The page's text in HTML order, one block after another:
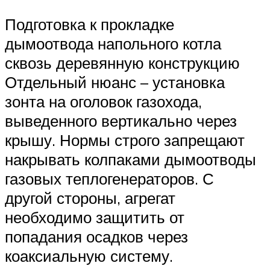
Подготовка к прокладке
дымоотвода напольного котла
сквозь деревянную конструкцию
Отдельный нюанс – установка
зонта на оголовок газохода,
выведенного вертикально через
крышу. Нормы строго запрещают
накрывать колпаками дымоотводы
газовых теплогенераторов. С
другой стороны, агрегат
необходимо защитить от
попадания осадков через
коаксиальную систему.